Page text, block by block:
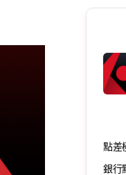
點差
銀行